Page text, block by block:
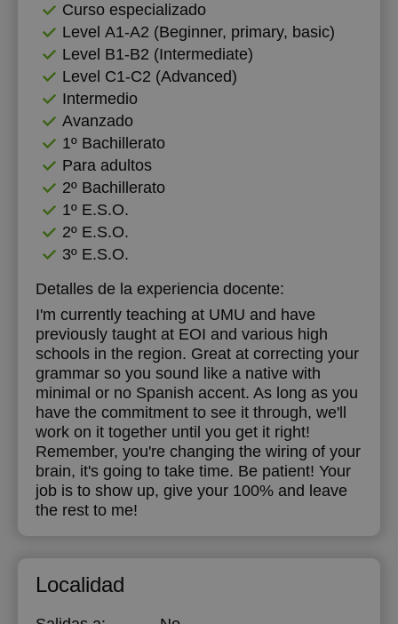
Curso especializado
Level А1-А2 (Beginner, primary, basic)
Level B1-B2 (Intermediate)
Level C1-C2 (Advanced)
Intermedio
Avanzado
1º Bachillerato
Para adultos
2º Bachillerato
1º E.S.O.
2º E.S.O.
3º E.S.O.
Detalles de la experiencia docente:
I'm currently teaching at UMU and have
previously taught at EOI and various high
schools in the region. Great at correcting your
grammar so you sound like a native with
minimal or no Spanish accent. As long as you
have the commitment to see it through, we'll
work on it together until you get it right!
Remember, you're changing the wiring of your
brain, it's going to take time. Be patient! Your
job is to show up, give your 100% and leave
the rest to me!
Localidad